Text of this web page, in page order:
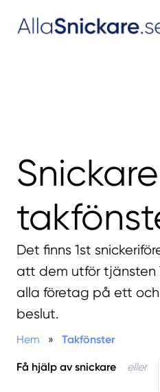
Det finns 1st
att dem utför tjänsten
alla företag på ett
beslut.
Hem » Takfönster
Få hjälp av snickare eller